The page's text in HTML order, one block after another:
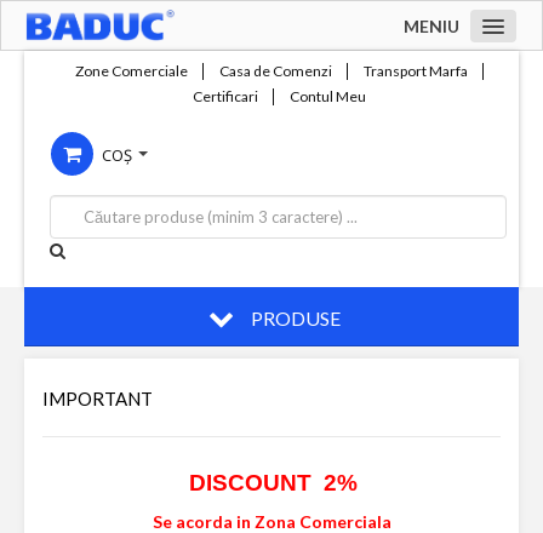
MENIU
Compania
Servicii
Productie
Contact
Zone Comerciale Casa de Comenzi
Transport Marfa
Certificari
Contul Meu
COȘ
PRODUSE
IMPORTANT
DISCOUNT 2%
Se acorda in Zona Comerciala